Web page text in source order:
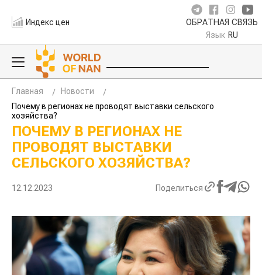
Индекс цен ОБРАТНАЯ СВЯЗЬ
Язык RU
Главная
Новости
Почему в регионах не проводят выставки сельского
хозяйства?
ПОЧЕМУ В РЕГИОНАХ НЕ
ПРОВОДЯТ ВЫСТАВКИ
СЕЛЬСКОГО ХОЗЯЙСТВА?
12.12.2023 Поделиться